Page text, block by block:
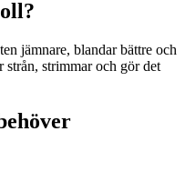
jämnare, blandar bättre och
strimmar och gör det